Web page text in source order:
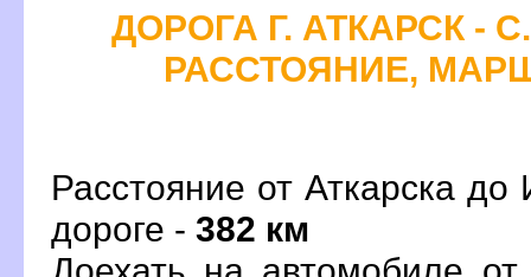
ДОРОГА Г. АТКАРСК -
РАССТОЯНИЕ,
Расстояние от Аткарска до
дороге - 382 км